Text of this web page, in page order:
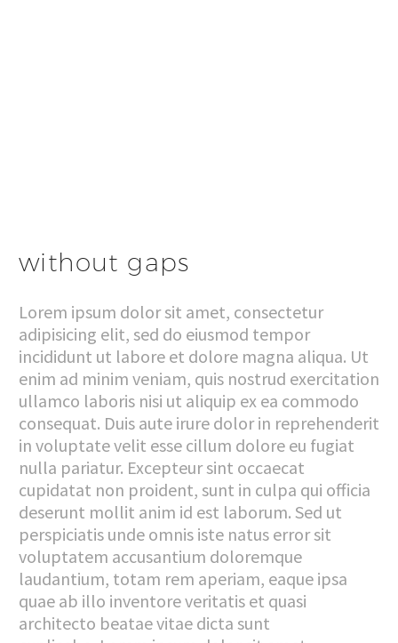
without gaps
Lorem ipsum dolor sit amet, consectetur
adipisicing elit, sed do eiusmod tempor
incididunt ut labore et dolore magna aliqua. Ut
enim ad minim veniam, quis nostrud exercitation
ullamco laboris nisi ut aliquip ex ea commodo
consequat. Duis aute irure dolor in reprehenderit
in voluptate velit esse cillum dolore eu fugiat
nulla pariatur. Excepteur sint occaecat
cupidatat non proident, sunt in culpa qui officia
deserunt mollit anim id est laborum. Sed ut
perspiciatis unde omnis iste natus error sit
voluptatem accusantium doloremque
laudantium, totam rem aperiam, eaque ipsa
quae ab illo inventore veritatis et quasi
architecto beatae vitae dicta sunt